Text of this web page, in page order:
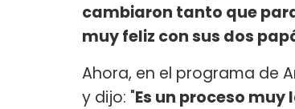
cambiaron tanto que
muy feliz con sus dos
Ahora, en el programa de
y dijo: "Es un proceso